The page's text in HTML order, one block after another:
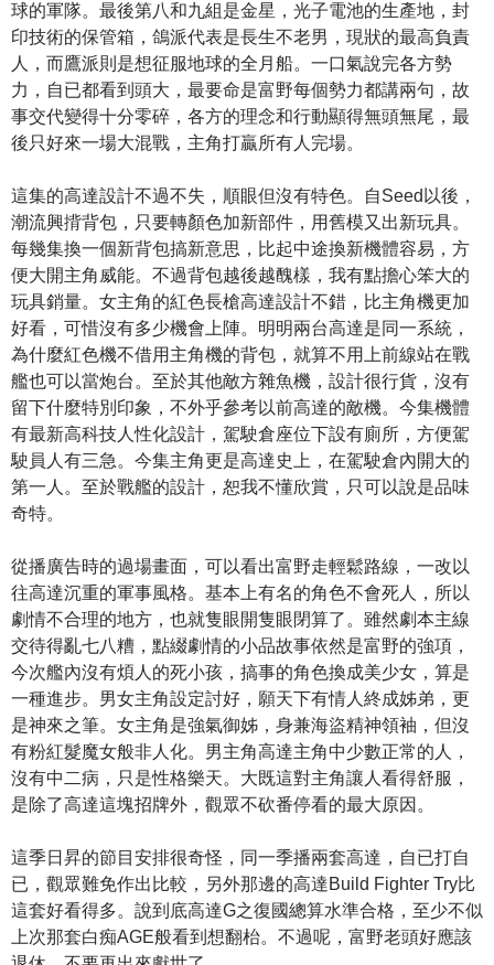
球的軍隊。最後第八和九組是金星，光子電池的生產地，封
印技術的保管箱，鴿派代表是長生不老男，現狀的最高負責
人，而鷹派則是想征服地球的全月船。一口氣說完各方勢
力，自已都看到頭大，最要命是富野每個勢力都講兩句，故
事交代變得十分零碎，各方的理念和行動顯得無頭無尾，最
後只好來一場大混戰，主角打贏所有人完場。
這集的高達設計不過不失，順眼但沒有特色。自Seed以後，
潮流興揹背包，只要轉顏色加新部件，用舊模又出新玩具。
每幾集換一個新背包搞新意思，比起中途換新機體容易，方
便大開主角威能。不過背包越後越醜樣，我有點擔心笨大的
玩具銷量。女主角的紅色長槍高達設計不錯，比主角機更加
好看，可惜沒有多少機會上陣。明明兩台高達是同一系統，
為什麼紅色機不借用主角機的背包，就算不用上前線站在戰
艦也可以當炮台。至於其他敵方雜魚機，設計很行貨，沒有
留下什麼特別印象，不外乎參考以前高達的敵機。今集機體
有最新高科技人性化設計，駕駛倉座位下設有廁所，方便駕
駛員人有三急。今集主角更是高達史上，在駕駛倉內開大的
第一人。至於戰艦的設計，恕我不懂欣賞，只可以說是品味
奇特。
從播廣告時的過場畫面，可以看出富野走輕鬆路線，一改以
往高達沉重的軍事風格。基本上有名的角色不會死人，所以
劇情不合理的地方，也就隻眼開隻眼閉算了。雖然劇本主線
交待得亂七八糟，點綴劇情的小品故事依然是富野的強項，
今次艦內沒有煩人的死小孩，搞事的角色換成美少女，算是
一種進步。男女主角設定討好，願天下有情人終成姊弟，更
是神來之筆。女主角是強氣御姊，身兼海盜精神領袖，但沒
有粉紅髮魔女般非人化。男主角高達主角中少數正常的人，
沒有中二病，只是性格樂天。大既這對主角讓人看得舒服，
是除了高達這塊招牌外，觀眾不砍番停看的最大原因。
這季日昇的節目安排很奇怪，同一季播兩套高達，自已打自
已，觀眾難免作出比較，另外那邊的高達Build Fighter Try比
這套好看得多。說到底高達G之復國總算水準合格，至少不似
上次那套白痴AGE般看到想翻枱。不過呢，富野老頭好應該